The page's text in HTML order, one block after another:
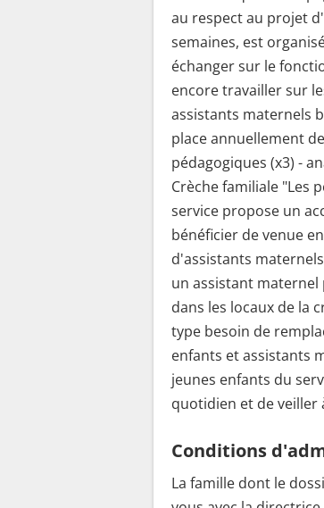
au respect au projet
semaines, est
échanger sur le
encore travailler sur
assistants maternels
place annuellement
pédagogiques (x3) -
Crèche familiale "Les
service propose un
bénéficier de venue
d'assistants
un assistant
dans les locaux de la
type besoin de
enfants et assistants
jeunes enfants du
quotidien et de veiller
Conditions
La famille dont le